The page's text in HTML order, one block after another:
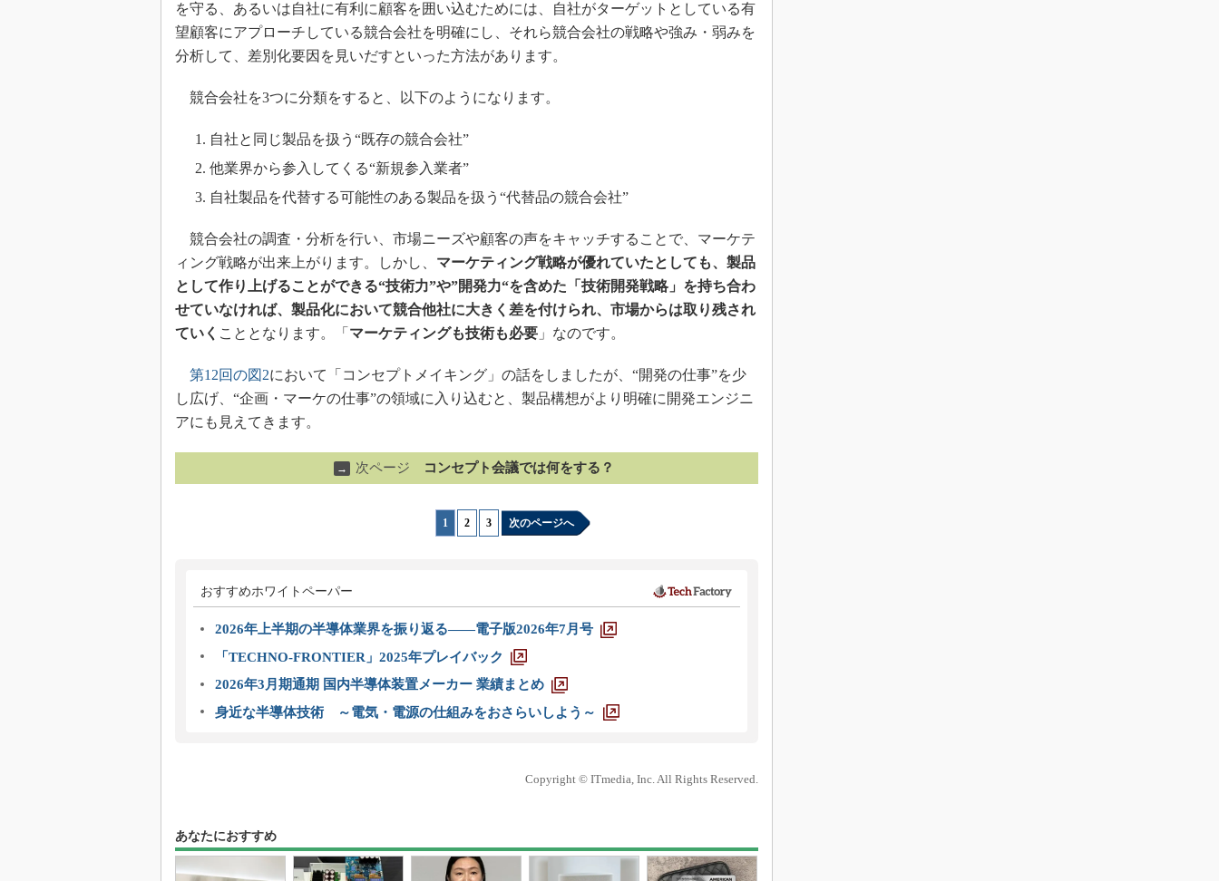
を守る、あるいは自社に有利に顧客を囲い込むためには、自社がターゲットとしている有
望顧客にアプローチしている競合会社を明確にし、それら競合会社の戦略や強み・弱みを
分析して、差別化要因を見いだすといった方法があります。
競合会社を3つに分類をすると、以下のようになります。
自社と同じ製品を扱う“既存の競合会社”
他業界から参入してくる“新規参入業者”
自社製品を代替する可能性のある製品を扱う“代替品の競合会社”
競合会社の調査・分析を行い、市場ニーズや顧客の声をキャッチすることで、マーケテ
ィング戦略が出来上がります。しかし、 マーケティング戦略が優れていたとしても、製品
として作り上げることができる“技術力”や”開発力“を含めた「技術開発戦略」を持ち合わ
せていなければ、製品化において競合他社に大きく差を付けられ、市場からは取り残され
ていく こととなります。「 マーケティングも技術も必要 」なのです。
第12回の図2において「コンセプトメイキング」の話をしましたが、“開発の仕事”を少
し広げ、“企画・マーケの仕事”の領域に入り込むと、製品構想がより明確に開発エンジニ
アにも見えてきます。
→ 次ページ コンセプト会議では何をする？
1 2 3 次のページへ
おすすめホワイトペーパー
2026年上半期の半導体業界を振り返る――電子版2026年7月号
「TECHNO-FRONTIER」2025年プレイバック
2026年3月期通期 国内半導体装置メーカー 業績まとめ
身近な半導体技術 ～電気・電源の仕組みをおさらいしよう～
Copyright © ITmedia, Inc. All Rights Reserved.
あなたにおすすめ